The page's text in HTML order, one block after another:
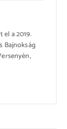
a 2019.
Bajnokság